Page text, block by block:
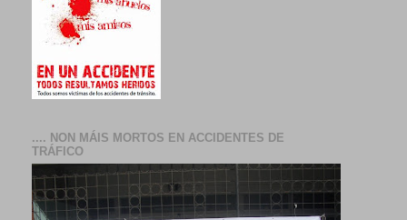
.... NON MÁIS MORTOS EN ACCIDENTES DE
TRÁFICO